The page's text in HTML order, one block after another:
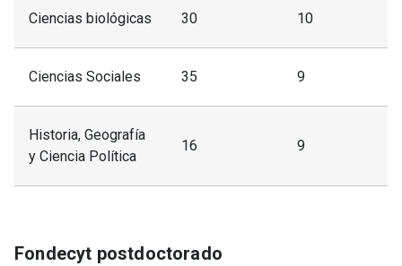
Ciencias biológicas 30 10
Ciencias Sociales 35 9
Historia, Geografía
y Ciencia Política
16 9
Fondecyt postdoctorado